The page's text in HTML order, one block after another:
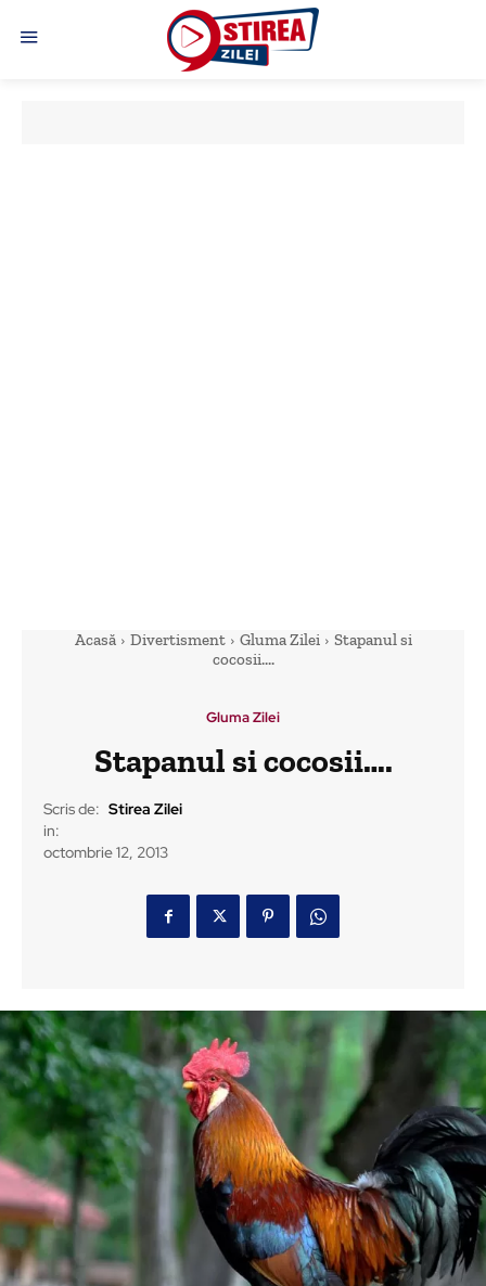
Acasă Divertisment Gluma Zilei
Stapanul si
cocosii....
Gluma Zilei
Stapanul si cocosii….
Scris de: Stirea Zilei
in:
octombrie 12, 2013